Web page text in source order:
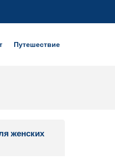
Путешествие
женских